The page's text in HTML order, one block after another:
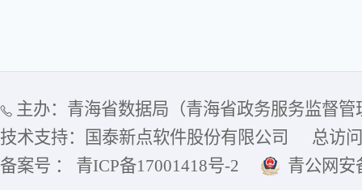
主办：青海省数据局（青海省政务服务监督管
技术支持：国泰新点软件股份有限公司
总访
备案号 ： 青ICP备17001418号-2
青公网安